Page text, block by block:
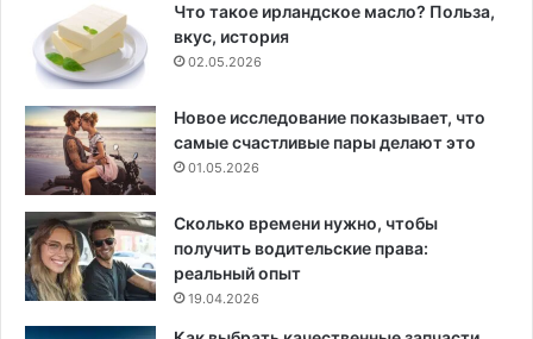
Что такое ирландское масло? Польза,
вкус, история
02.05.2026
Новое исследование показывает, что
самые счастливые пары делают это
01.05.2026
Сколько времени нужно, чтобы
получить водительские права:
реальный опыт
19.04.2026